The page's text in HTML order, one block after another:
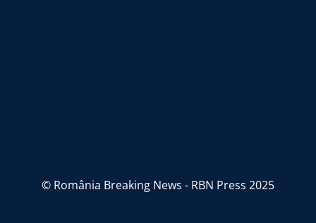
© România Breaking News - RBN Press 2025